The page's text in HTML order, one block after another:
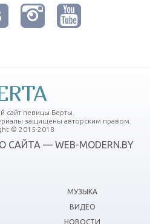
сайт певицы Берты.
защищены авторским правом.
© 2015-2018
— WEB-MODERN.BY
МУЗЫКА
ВИДЕО
НОВОСТИ